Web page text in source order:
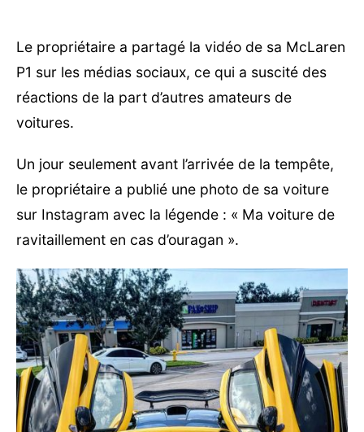
Le propriétaire a partagé la vidéo de sa McLaren
P1 sur les médias sociaux, ce qui a suscité des
réactions de la part d’autres amateurs de
voitures.
Un jour seulement avant l’arrivée de la tempête,
le propriétaire a publié une photo de sa voiture
sur Instagram avec la légende : « Ma voiture de
ravitaillement en cas d’ouragan ».